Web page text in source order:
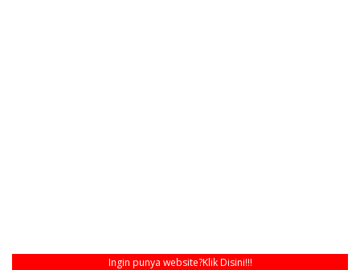
Ingin punya website?Klik Disini!!!